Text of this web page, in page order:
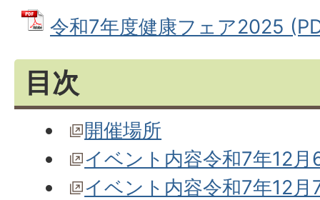
令和7年度健康フェア2025
目次
開催場所
イベント内容令和7年12月
イベント内容令和7年12月